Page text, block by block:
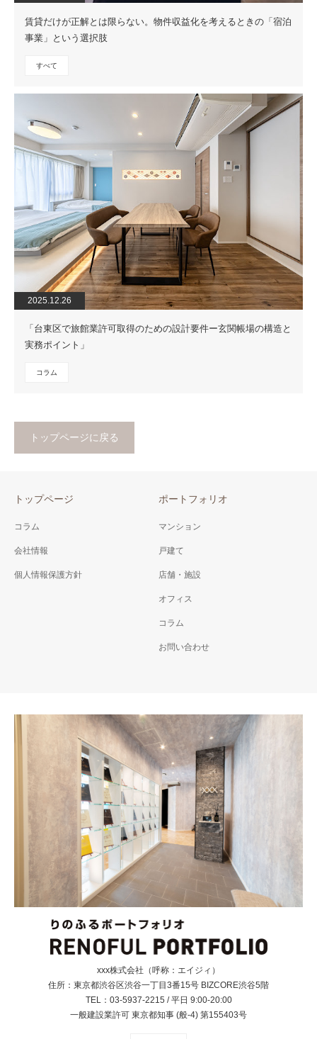
賃貸だけが正解とは限らない。物件収益化を考えるときの「宿泊
事業」という選択肢
すべて
2025.12.26
「台東区で旅館業許可取得のための設計要件ー玄関帳場の構造と
実務ポイント」
コラム
トップページに戻る
トップページ
コラム
会社情報
個人情報保護方針
ポートフォリオ
マンション
戸建て
店舗・施設
オフィス
コラム
お問い合わせ
xxx株式会社（呼称：エイジィ）
住所：東京都渋谷区渋谷一丁目3番15号 BIZCORE渋谷5階
TEL：03-5937-2215 / 平日 9:00-20:00
一般建設業許可 東京都知事 (般‐4) 第155403号